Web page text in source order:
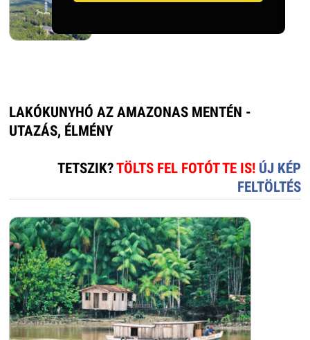
LAKÓKUNYHÓ AZ AMAZONAS MENTÉN -
UTAZÁS, ÉLMÉNY
TETSZIK?TÖLTS FEL FOTÓT TE IS! ÚJ KÉP
FELTÖLTÉS